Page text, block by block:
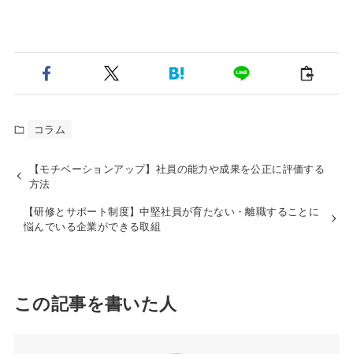
コラム
【モチベーションアップ】社員の能力や成果を公正に評価する
方法
【研修とサポート制度】中堅社員が育たない・離職することに
悩んでいる企業ができる取組
この記事を書いた人